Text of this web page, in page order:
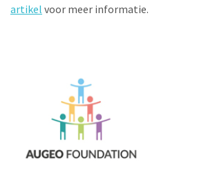
artikel voor meer informatie.